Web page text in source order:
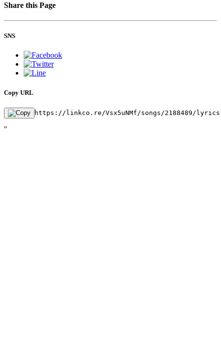
Share this Page
SNS
Copy URL
https://linkco.re/Vsx5uNMf/songs/2188489/
"